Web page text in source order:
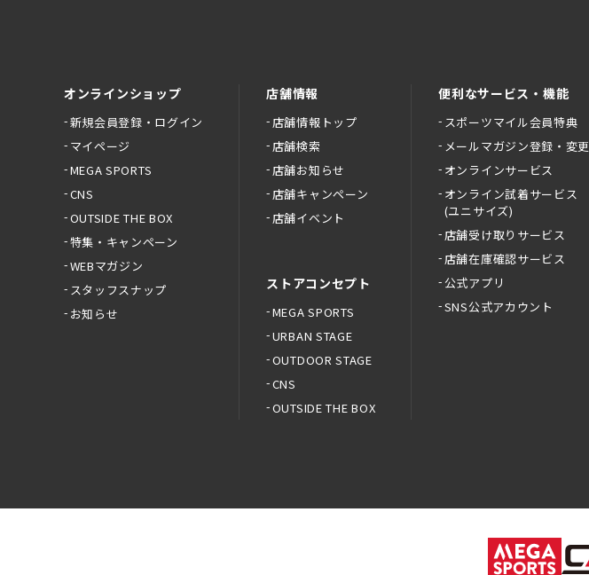
オンラインショップ
新規会員登録・ログイン
マイページ
MEGA SPORTS
CNS
OUTSIDE THE BOX
特集・キャンペーン
WEBマガジン
スタッフスナップ
お知らせ
店舗情報
店舗情報トップ
店舗検索
店舗お知らせ
店舗キャンペーン
店舗イベント
ストアコンセプト
MEGA SPORTS
URBAN STAGE
OUTDOOR STAGE
CNS
OUTSIDE THE BOX
便利なサービス・機能
スポーツマイル会員特典
メールマガジン登録・変更
オンラインサービス
オンライン試着サービス
(ユニサイズ)
店舗受け取りサービス
店舗在庫確認サービス
公式アプリ
SNS公式アカウント